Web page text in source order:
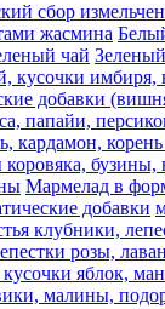
сбор
жасмина
чай
кусочки имбиря,
добавки
папайи,
кардамон,
бузины,
Мармелад в
добавки
клубники,
розы,
яблок,
малины,